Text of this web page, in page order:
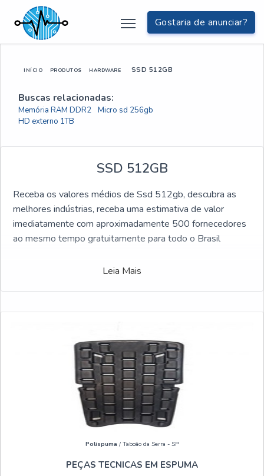
Gostaria de anunciar?
INÍCIO PRODUTOS HARDWARE SSD 512GB
Buscas relacionadas:
Memória RAM DDR2
Micro sd 256gb
HD externo 1TB
SSD 512GB
Receba os valores médios de Ssd 512gb, descubra as
melhores indústrias, receba uma estimativa de valor
imediatamente com aproximadamente 500 fornecedores
ao mesmo tempo gratuitamente para todo o Brasil
Leia Mais
Polispuma / Taboão da Serra - SP
PEÇAS TECNICAS EM ESPUMA